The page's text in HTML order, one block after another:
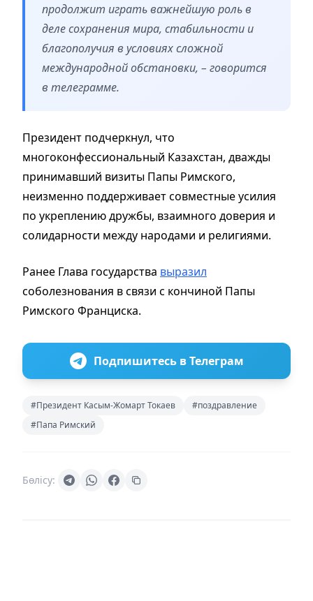
продолжит играть важнейшую роль в
деле сохранения мира, стабильности и
благополучия в условиях сложной
международной обстановки, – говорится
в телеграмме.
Президент подчеркнул, что
многоконфессиональный Казахстан, дважды
принимавший визиты Папы Римского,
неизменно поддерживает совместные усилия
по укреплению дружбы, взаимного доверия и
солидарности между народами и религиями.
Ранее Глава государства выразил
соболезнования в связи с кончиной Папы
Римского Франциска.
Подпишитесь в Телеграм
#Президент Касым-Жомарт Токаев
#поздравление
#Папа Римский
Бөлісу: